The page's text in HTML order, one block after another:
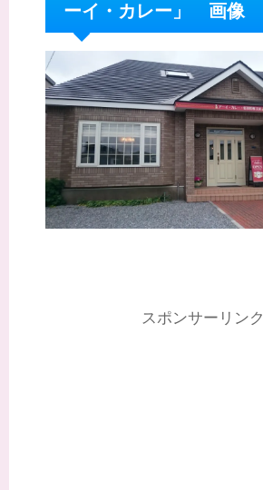
ーイ・カレー」 画像
スポンサーリンク